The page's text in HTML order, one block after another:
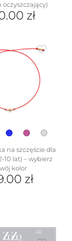
oczyszczający)
zł
wiele
wariantów.
stronie
na szczęście dla
10 lat) – wybierz
kolor
zł
wariantów.
Opcje